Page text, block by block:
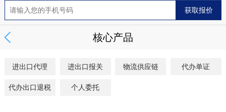
核心产品
进出口代理 进出口报关 物流供应链 代办单证
代办出口退税 个人委托